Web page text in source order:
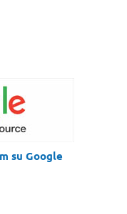
su Google